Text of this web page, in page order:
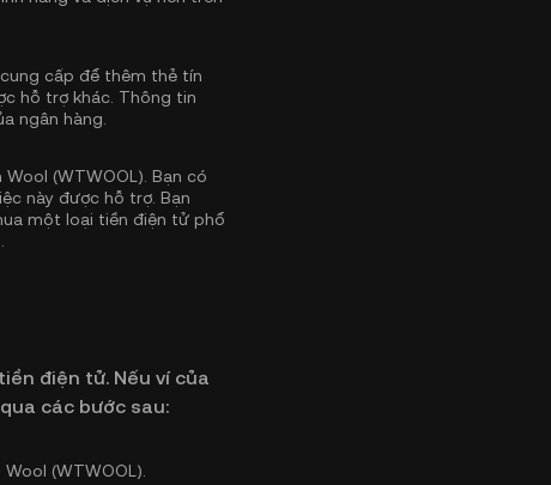
cấp để thêm thẻ tín
hỗ trợ khác. Thông tin
ngân hàng.
(WTWOOL). Bạn có
này được hỗ trợ. Bạn
một loại tiền điện tử phổ
điện tử. Nếu ví của
các bước sau:
(WTWOOL).